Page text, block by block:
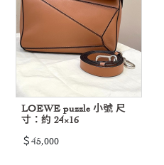
LOEWE puzzle 小號 尺
寸：約 24×16
＄45,000